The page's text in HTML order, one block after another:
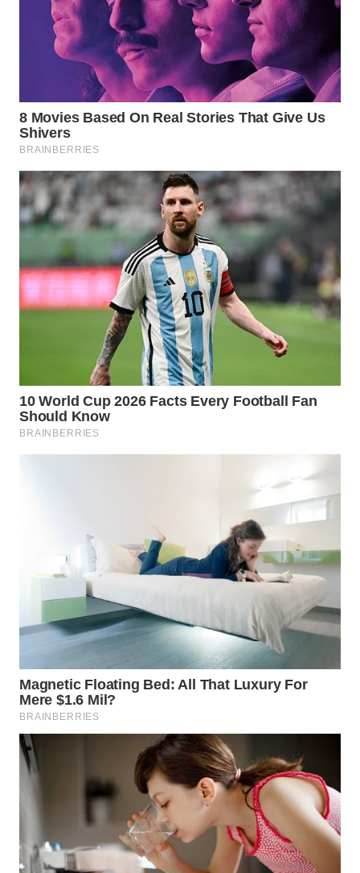
KARAWANG
WN
WN
BOGOR
WN
DEPOK
WN
TAPANULI
UTARA
WN
PADANG
LAWAS
WN
KEPULAUAN
SERIBU
WN
BINJAI
INDRAMAYU